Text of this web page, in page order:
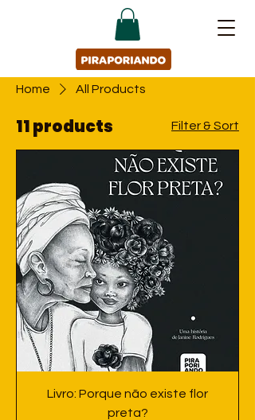
Home All Products
11 products Filter & Sort
Livro: Porque não existe flor
preta?